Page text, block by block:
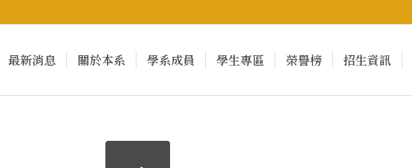
最新消息 關於本系 學系成員 學生專區 榮譽榜 招生資訊